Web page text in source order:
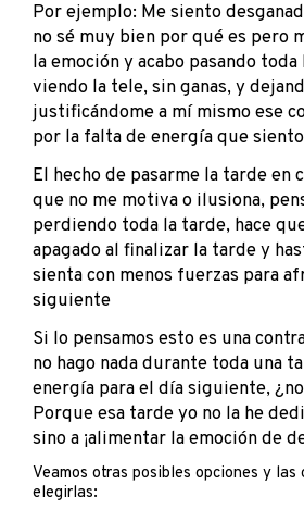
Por ejemplo: Me siento
no sé muy bien por qué es pero
la emoción y acabo pasando
viendo la tele, sin ganas, y
justificándome a mí mismo ese
por la falta de energía que
El hecho de pasarme la tarde en
que no me motiva o ilusiona,
perdiendo toda la tarde, hace
apagado al finalizar la tarde y
sienta con menos fuerzas para
siguiente
Si lo pensamos esto es una
no hago nada durante toda una
energía para el día siguiente,
Porque esa tarde yo no la he
sino a ¡alimentar la emoción de
Veamos otras posibles opciones y las
elegirlas: